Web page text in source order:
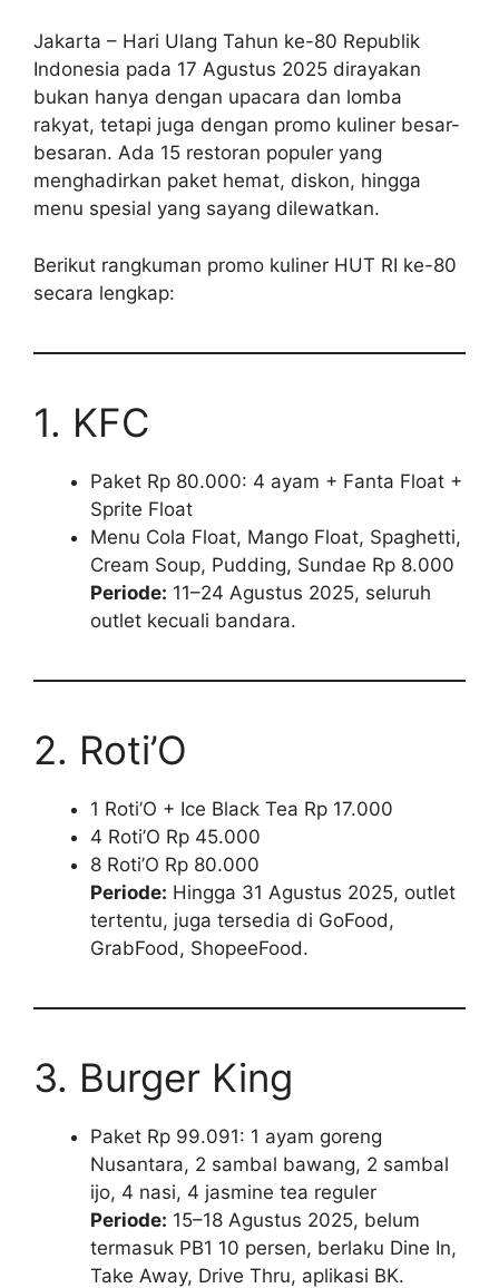
Jakarta – Hari Ulang Tahun ke-80 Republik
Indonesia pada 17 Agustus 2025 dirayakan
bukan hanya dengan upacara dan lomba
rakyat, tetapi juga dengan promo kuliner besar-
besaran. Ada 15 restoran populer yang
menghadirkan paket hemat, diskon, hingga
menu spesial yang sayang dilewatkan.
Berikut rangkuman promo kuliner HUT RI ke-80
secara lengkap:
1. KFC
Paket Rp 80.000: 4 ayam + Fanta Float +
Sprite Float
Menu Cola Float, Mango Float, Spaghetti,
Cream Soup, Pudding, Sundae Rp 8.000
Periode: 11–24 Agustus 2025, seluruh
outlet kecuali bandara.
2. Roti’O
1 Roti’O + Ice Black Tea Rp 17.000
4 Roti’O Rp 45.000
8 Roti’O Rp 80.000
Periode: Hingga 31 Agustus 2025, outlet
tertentu, juga tersedia di GoFood,
GrabFood, ShopeeFood.
3. Burger King
Paket Rp 99.091: 1 ayam goreng
Nusantara, 2 sambal bawang, 2 sambal
ijo, 4 nasi, 4 jasmine tea reguler
Periode: 15–18 Agustus 2025, belum
termasuk PB1 10 persen, berlaku Dine In,
Take Away, Drive Thru, aplikasi BK.